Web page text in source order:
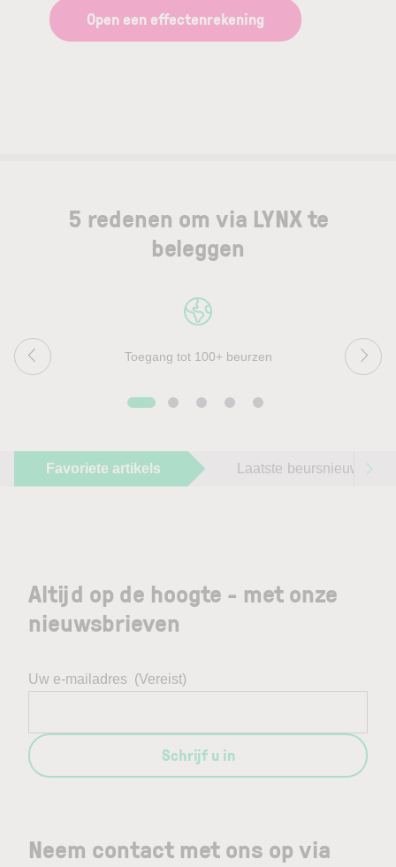
Open een effectenrekening
5 redenen om via LYNX te
beleggen
Toegang tot 100+ beurzen
Favoriete artikels Laatste beursnieuws
Neem contact met ons op via
Altijd op de hoogte - met onze
nieuwsbrieven
Uw e-mailadres (Vereist)
Schrijf u in